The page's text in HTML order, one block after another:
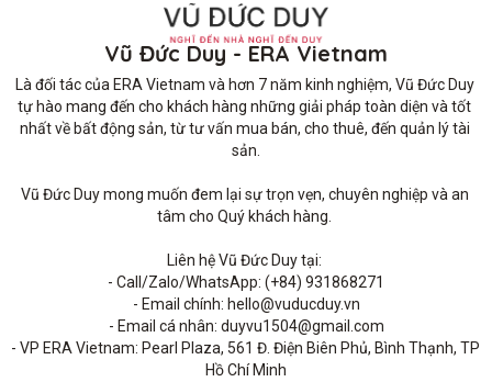
Vũ Đức Duy - ERA Vietnam
Là đối tác của ERA Vietnam và hơn 7 năm kinh nghiệm, Vũ Đức Duy
tự hào mang đến cho khách hàng những giải pháp toàn diện và tốt
nhất về bất động sản, từ tư vấn mua bán, cho thuê, đến quản lý tài
sản.
Vũ Đức Duy mong muốn đem lại sự trọn vẹn, chuyên nghiệp và an
tâm cho Quý khách hàng.
Liên hệ Vũ Đức Duy tại:
- Call/Zalo/WhatsApp: (+84) 931868271
- Email chính: hello@vuducduy.vn
- Email cá nhân: duyvu1504@gmail.com
- VP ERA Vietnam: Pearl Plaza, 561 Đ. Điện Biên Phủ, Bình Thạnh, TP
Hồ Chí Minh